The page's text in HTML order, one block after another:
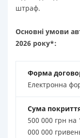
штраф.
Основні умови
2026 року*:
Форма
Електронна
Сума
500 000 грн на
000 000